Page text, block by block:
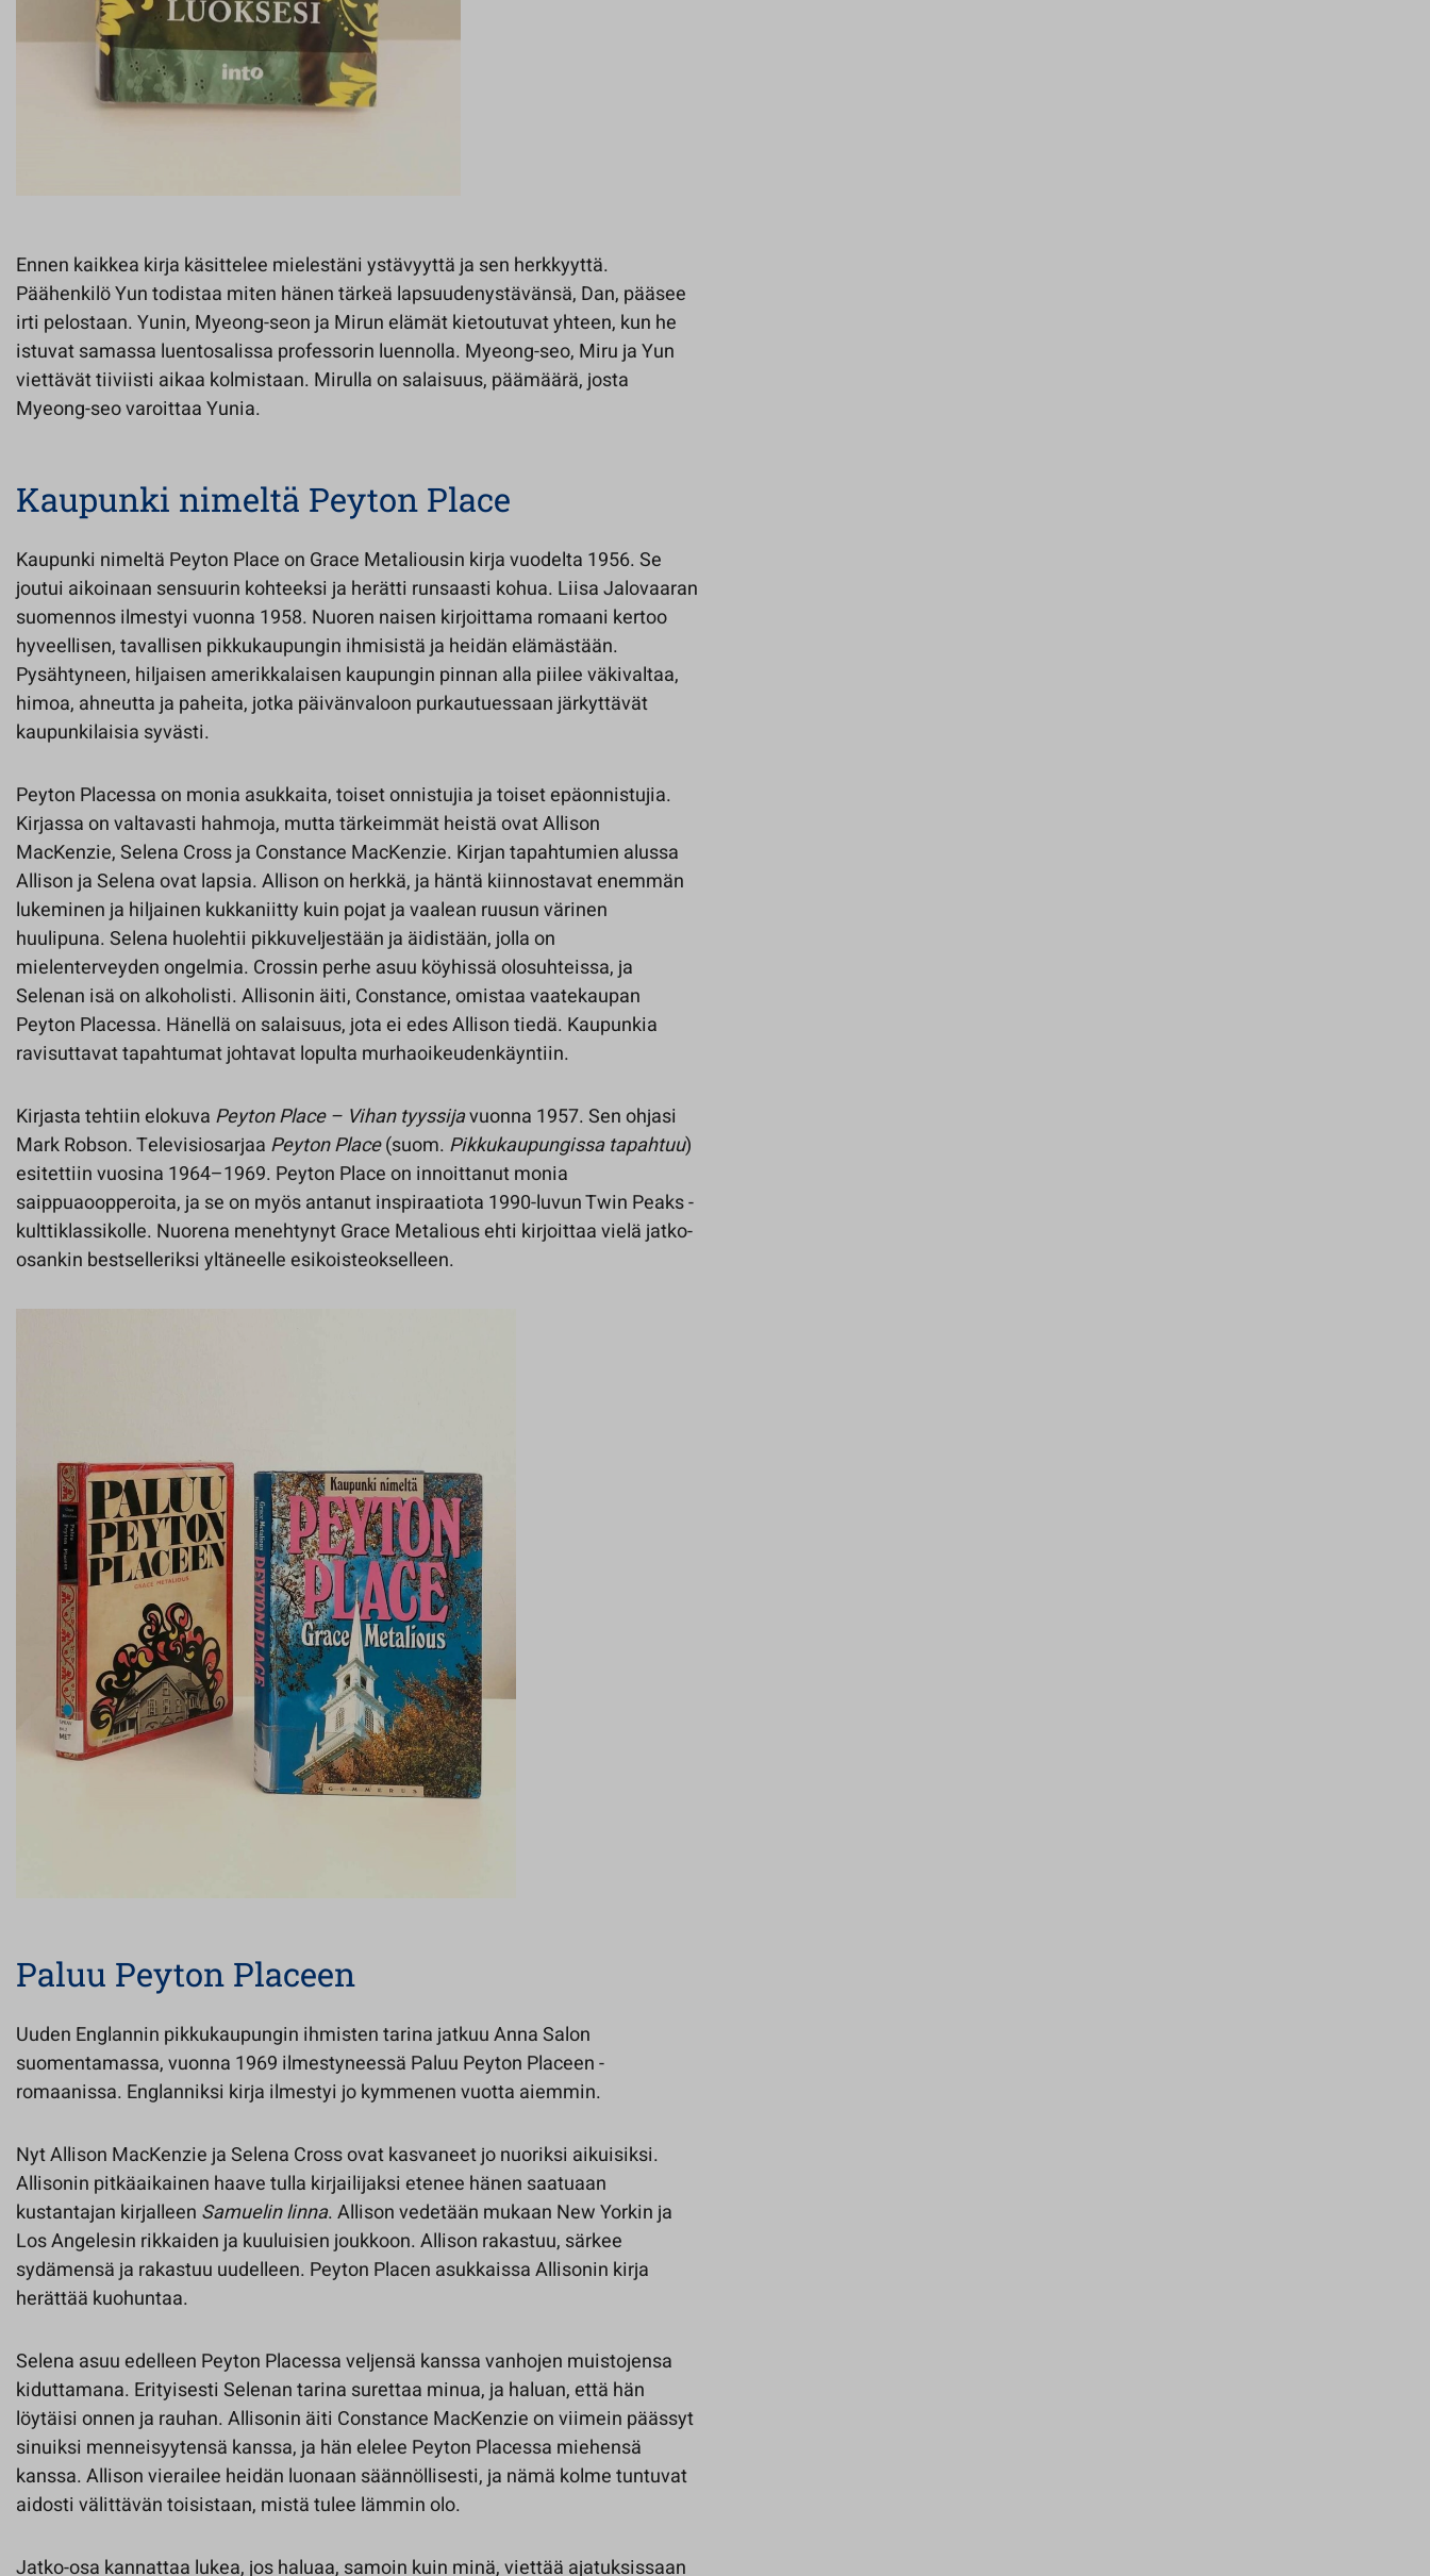
Ennen kaikkea kirja käsittelee mielestäni ystävyyttä ja sen herkkyyttä.
Päähenkilö Yun todistaa miten hänen tärkeä lapsuudenystävänsä, Dan, pääsee
irti pelostaan. Yunin, Myeong-seon ja Mirun elämät kietoutuvat yhteen, kun he
istuvat samassa luentosalissa professorin luennolla. Myeong-seo, Miru ja Yun
viettävät tiiviisti aikaa kolmistaan. Mirulla on salaisuus, päämäärä, josta
Myeong-seo varoittaa Yunia.
Kaupunki nimeltä Peyton Place
Kaupunki nimeltä Peyton Place on Grace Metaliousin kirja vuodelta 1956. Se
joutui aikoinaan sensuurin kohteeksi ja herätti runsaasti kohua. Liisa Jalovaaran
suomennos ilmestyi vuonna 1958. Nuoren naisen kirjoittama romaani kertoo
hyveellisen, tavallisen pikkukaupungin ihmisistä ja heidän elämästään.
Pysähtyneen, hiljaisen amerikkalaisen kaupungin pinnan alla piilee väkivaltaa,
himoa, ahneutta ja paheita, jotka päivänvaloon purkautuessaan järkyttävät
kaupunkilaisia syvästi.
Peyton Placessa on monia asukkaita, toiset onnistujia ja toiset epäonnistujia.
Kirjassa on valtavasti hahmoja, mutta tärkeimmät heistä ovat Allison
MacKenzie, Selena Cross ja Constance MacKenzie. Kirjan tapahtumien alussa
Allison ja Selena ovat lapsia. Allison on herkkä, ja häntä kiinnostavat enemmän
lukeminen ja hiljainen kukkaniitty kuin pojat ja vaalean ruusun värinen
huulipuna. Selena huolehtii pikkuveljestään ja äidistään, jolla on
mielenterveyden ongelmia. Crossin perhe asuu köyhissä olosuhteissa, ja
Selenan isä on alkoholisti. Allisonin äiti, Constance, omistaa vaatekaupan
Peyton Placessa. Hänellä on salaisuus, jota ei edes Allison tiedä. Kaupunkia
ravisuttavat tapahtumat johtavat lopulta murhaoikeudenkäyntiin.
Kirjasta tehtiin elokuva Peyton Place – Vihan tyyssijavuonna 1957. Sen ohjasi
Mark Robson. Televisiosarjaa Peyton Place(suom. Pikkukaupungissa tapahtuu)
esitettiin vuosina 1964–1969. Peyton Place on innoittanut monia
saippuaoopperoita, ja se on myös antanut inspiraatiota 1990-luvun Twin Peaks -
kulttiklassikolle. Nuorena menehtynyt Grace Metalious ehti kirjoittaa vielä jatko-
osankin bestselleriksi yltäneelle esikoisteokselleen.
Paluu Peyton Placeen
Uuden Englannin pikkukaupungin ihmisten tarina jatkuu Anna Salon
suomentamassa, vuonna 1969 ilmestyneessä Paluu Peyton Placeen -
romaanissa. Englanniksi kirja ilmestyi jo kymmenen vuotta aiemmin.
Nyt Allison MacKenzie ja Selena Cross ovat kasvaneet jo nuoriksi aikuisiksi.
Allisonin pitkäaikainen haave tulla kirjailijaksi etenee hänen saatuaan
kustantajan kirjalleen Samuelin linna. Allison vedetään mukaan New Yorkin ja
Los Angelesin rikkaiden ja kuuluisien joukkoon. Allison rakastuu, särkee
sydämensä ja rakastuu uudelleen. Peyton Placen asukkaissa Allisonin kirja
herättää kuohuntaa.
Selena asuu edelleen Peyton Placessa veljensä kanssa vanhojen muistojensa
kiduttamana. Erityisesti Selenan tarina surettaa minua, ja haluan, että hän
löytäisi onnen ja rauhan. Allisonin äiti Constance MacKenzie on viimein päässyt
sinuiksi menneisyytensä kanssa, ja hän elelee Peyton Placessa miehensä
kanssa. Allison vierailee heidän luonaan säännöllisesti, ja nämä kolme tuntuvat
aidosti välittävän toisistaan, mistä tulee lämmin olo.
Jatko-osa kannattaa lukea, jos haluaa, samoin kuin minä, viettää ajatuksissaan